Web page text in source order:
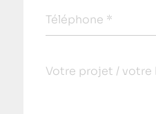
Téléphone *
Votre projet / votre